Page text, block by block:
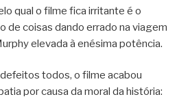
qual o filme fica irritante é o
de coisas dando errado na viagem
elevada à enésima potência.
todos, o filme acabou
por causa da moral da história: